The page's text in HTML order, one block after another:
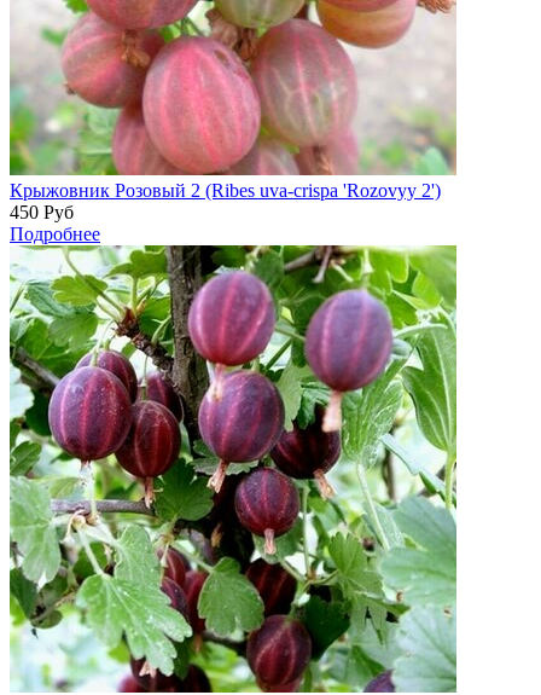
Крыжовник Розовый 2 (Ribes uva-crispa 'Rozovyy 2')
450 Руб
Подробнее